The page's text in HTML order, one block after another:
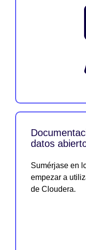
datos
Sumérjase en
empezar a
de Cloudera.